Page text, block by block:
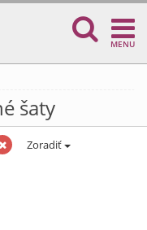
MENU
šaty
Zoradiť